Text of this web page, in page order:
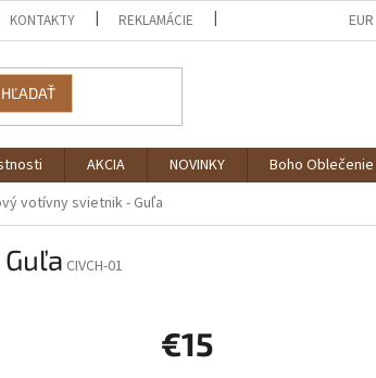
KONTAKTY REKLAMÁCIE EUR
HĽADAŤ
AKCIA NOVINKY Boho Oblečenie
votívny svietnik - Guľa
CIVCH-01
€15